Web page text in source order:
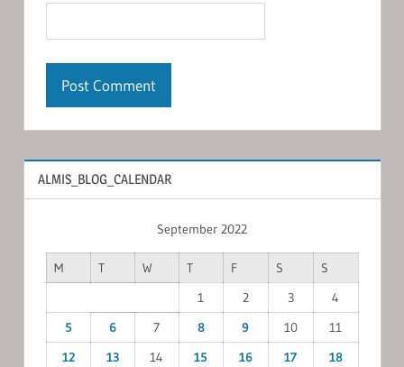
ALMIS_BLOG_CALENDAR
September 2022
M T W T F S
S
1
2 3
4
5
6 7 8 9 10
11
12
13 14 15 16 17
18